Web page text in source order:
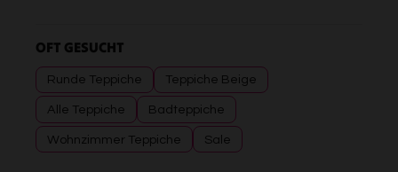
OFT GESUCHT
Runde Teppiche Teppiche Beige
Alle Teppiche Badteppiche
Wohnzimmer Teppiche Sale